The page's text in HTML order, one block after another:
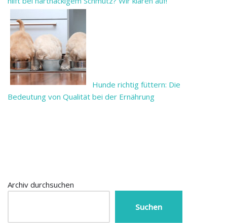
Hunde richtig füttern: Die
Bedeutung von Qualität bei der Ernährung
Archiv durchsuchen
Suchen